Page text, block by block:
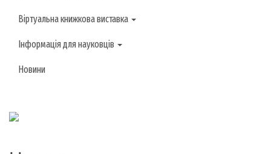
Віртуальна книжкова виставка
Інформація для науковців
Новини